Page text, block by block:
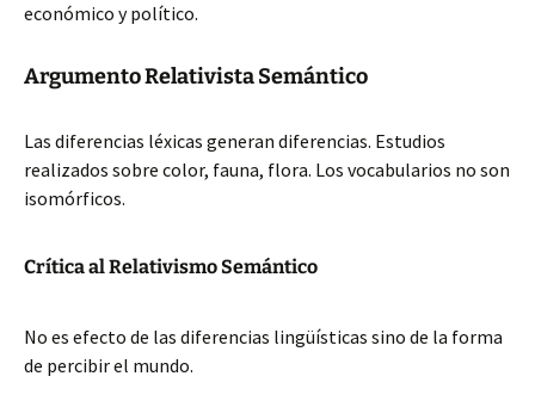
económico y político.
Argumento Relativista Semántico
Las diferencias léxicas generan diferencias. Estudios
realizados sobre color, fauna, flora. Los vocabularios no son
isomórficos.
Crítica al Relativismo Semántico
No es efecto de las diferencias lingüísticas sino de la forma
de percibir el mundo.